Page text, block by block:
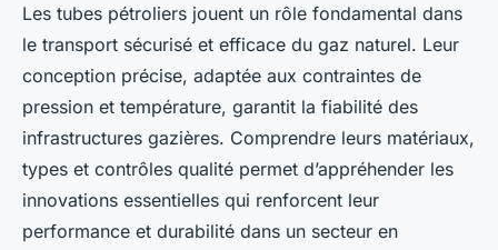
Les tubes pétroliers : votre
allié pour l'innovation gazière
Victor•9 juin 2025•6 min de lecture
Les tubes pétroliers jouent un rôle fondamental dans
le transport sécurisé et efficace du gaz naturel. Leur
conception précise, adaptée aux contraintes de
pression et température, garantit la fiabilité des
infrastructures gazières. Comprendre leurs matériaux,
types et contrôles qualité permet d’appréhender les
innovations essentielles qui renforcent leur
performance et durabilité dans un secteur en